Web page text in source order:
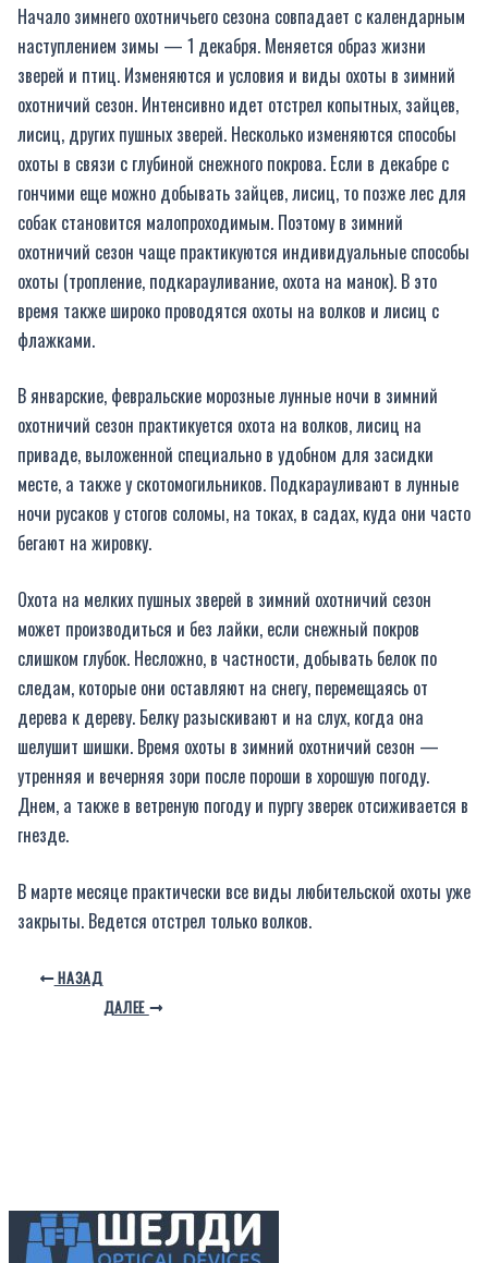
Начало зимнего охотничьего сезона совпадает с календарным
наступлением зимы — 1 декабря. Меняется образ жизни
зверей и птиц. Изменяются и условия и виды охоты в зимний
охотничий сезон. Интенсивно идет отстрел копытных, зайцев,
лисиц, других пушных зверей. Несколько изменяются способы
охоты в связи с глубиной снежного покрова. Если в декабре с
гончими еще можно добывать зайцев, лисиц, то позже лес для
собак становится малопроходимым. Поэтому в зимний
охотничий сезон чаще практикуются индивидуальные способы
охоты (тропление, подкарауливание, охота на манок). В это
время также широко проводятся охоты на волков и лисиц с
флажками.
В январские, февральские морозные лунные ночи в зимний
охотничий сезон практикуется охота на волков, лисиц на
приваде, выложенной специально в удобном для засидки
месте, а также у скотомогильников. Подкарауливают в лунные
ночи русаков у стогов соломы, на токах, в садах, куда они часто
бегают на жировку.
Охота на мелких пушных зверей в зимний охотничий сезон
может производиться и без лайки, если снежный покров
слишком глубок. Несложно, в частности, добывать белок по
следам, которые они оставляют на снегу, перемещаясь от
дерева к дереву. Белку разыскивают и на слух, когда она
шелушит шишки. Время охоты в зимний охотничий сезон —
утренняя и вечерняя зори после пороши в хорошую погоду.
Днем, а также в ветреную погоду и пургу зверек отсиживается в
гнезде.
В марте месяце практически все виды любительской охоты уже
закрыты. Ведется отстрел только волков.
НАЗАД
ДАЛЕЕ